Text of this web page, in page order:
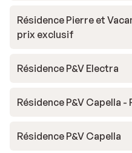
Résidence Pierre et
prix exclusif
Résidence P&V Electra
Résidence P&V Capella
Résidence P&V Capella